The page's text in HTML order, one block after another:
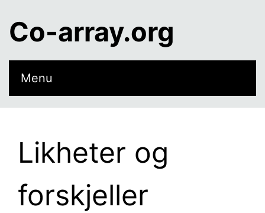
Co-array.org
Menu
Likheter og
forskjeller